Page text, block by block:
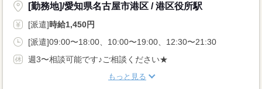
[勤務地]/愛知県名古屋市港区 / 港区役所駅
[派遣]時給1,450円
[派遣]09:00〜18:00、10:00〜19:00、12:30〜21:30
週3〜相談可能です♪ご相談ください★
もっと見る